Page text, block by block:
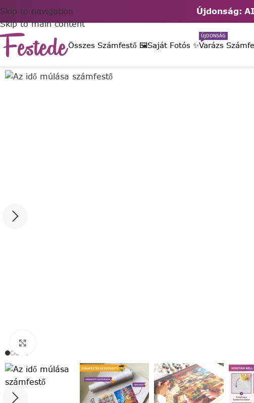
Újdonság:
Skip to navigation
Skip to main content
Összes Számfestő 🖼️Saját Fotós ✨Varázs
ÚJDONSÁG